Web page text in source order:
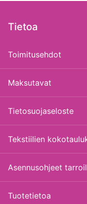
Tietoa
Toimitusehdot
Maksutavat
Tietosuojaseloste
Tekstiilien
Asennusohjeet
Tuotetietoa